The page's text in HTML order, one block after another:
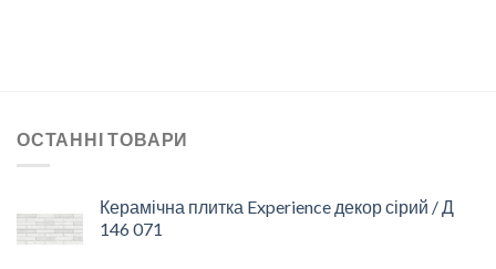
ОСТАННІ ТОВАРИ
Керамічна плитка Experience декор сірий / Д
146 071